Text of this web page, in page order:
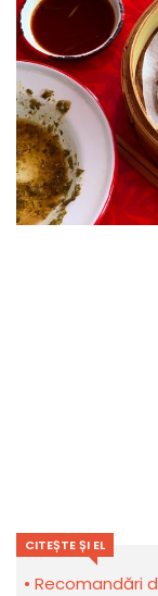
CITEȘTE ȘI EL
Recomandări